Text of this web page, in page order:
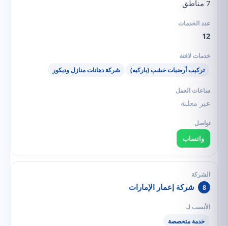
7 مناطق
12
تركيب أرضيات خشب (باركيه) شركة دهانات منازل وديكور
غير معلنة
واتساب
8 شركة إعمار الإمارات
خدمة متخصصة